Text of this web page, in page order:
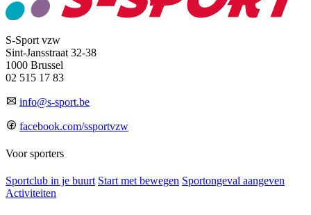
S-Sport vzw
Sint-Jansstraat 32-38
1000 Brussel
02 515 17 83
info@s-sport.be
facebook.com/ssportvzw
Voor sporters
Sportclub in je buurt Start met bewegen Sportongeval aangeven
Activiteiten